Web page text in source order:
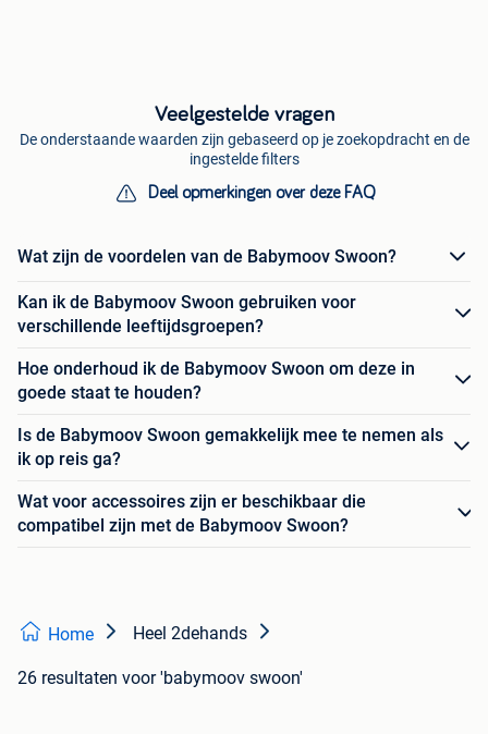
Veelgestelde vragen
De onderstaande waarden zijn gebaseerd op je zoekopdracht en de
ingestelde filters
Deel opmerkingen over deze FAQ
Wat zijn de voordelen van de Babymoov Swoon?
Kan ik de Babymoov Swoon gebruiken voor
verschillende leeftijdsgroepen?
Hoe onderhoud ik de Babymoov Swoon om deze in
goede staat te houden?
Is de Babymoov Swoon gemakkelijk mee te nemen als
ik op reis ga?
Wat voor accessoires zijn er beschikbaar die
compatibel zijn met de Babymoov Swoon?
Home Heel 2dehands
26 resultaten voor 'babymoov swoon'